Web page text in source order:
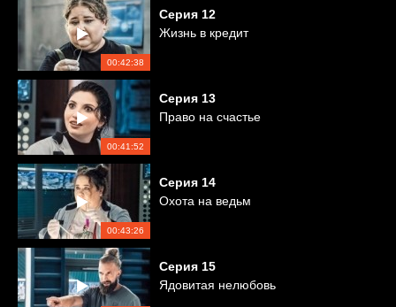
00:42:38
Серия 12
Жизнь в кредит
00:41:52
Серия 13
Право на счастье
00:43:26
Серия 14
Охота на ведьм
Серия 15
Ядовитая нелюбовь